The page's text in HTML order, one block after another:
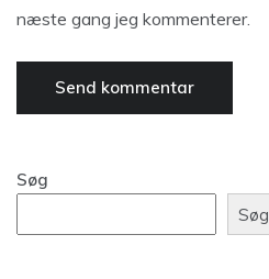
næste gang jeg kommenterer.
Søg
Søg